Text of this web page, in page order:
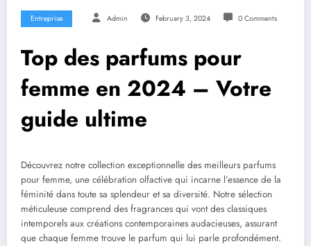
Entreprise Admin February 3, 2024 0 Comments
Top des parfums pour
femme en 2024 – Votre
guide ultime
Découvrez notre collection exceptionnelle des meilleurs parfums
pour femme, une célébration olfactive qui incarne l’essence de la
féminité dans toute sa splendeur et sa diversité. Notre sélection
méticuleuse comprend des fragrances qui vont des classiques
intemporels aux créations contemporaines audacieuses, assurant
que chaque femme trouve le parfum qui lui parle profondément.